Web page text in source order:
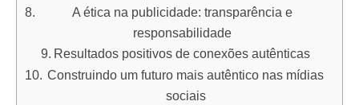
A ética na publicidade: transparência e
responsabilidade
Resultados positivos de conexões autênticas
Construindo um futuro mais autêntico nas mídias
sociais